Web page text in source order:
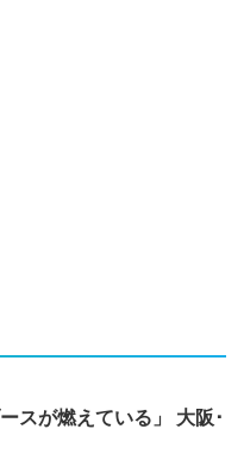
スが燃えている」 大阪･